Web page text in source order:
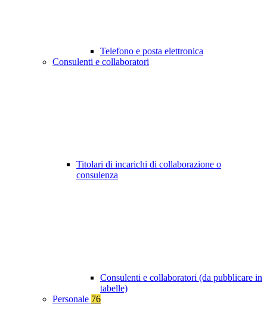
Telefono e posta elettronica
Consulenti e collaboratori
Titolari di incarichi di collaborazione o
consulenza
Consulenti e collaboratori (da pubblicare in
tabelle)
Personale 76